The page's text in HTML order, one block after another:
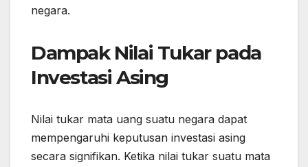
negara.
Dampak Nilai Tukar pada
Investasi Asing
Nilai tukar mata uang suatu negara dapat
mempengaruhi keputusan investasi asing
secara signifikan. Ketika nilai tukar suatu mata